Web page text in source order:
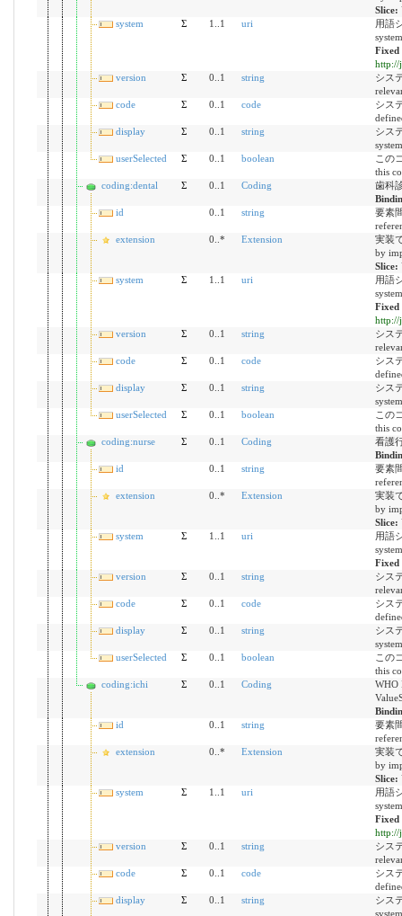
Slice:
system
Σ 1..1 uri
用語
system
Fixed
http://
version
Σ 0..1 string
シス
code
Σ 0..1 code
シス
display
Σ 0..1 string
シス
system
userSelected
Σ 0..1 boolean
この
this
coding:dental
Σ 0..1 Coding
歯科
id
0..1 string
要素
extension
0..* Extension
実装
by
Slice:
system
Σ 1..1 uri
用語
system
Fixed
http://
version
Σ 0..1 string
シス
code
Σ 0..1 code
シス
display
Σ 0..1 string
シス
system
userSelected
Σ 0..1 boolean
この
this
coding:nurse
Σ 0..1 Coding
看護
id
0..1 string
要素
extension
0..* Extension
実装
by
Slice:
system
Σ 1..1 uri
用語
system
version
Σ 0..1 string
シス
code
Σ 0..1 code
シス
display
Σ 0..1 string
シス
system
userSelected
Σ 0..1 boolean
この
this
coding:ichi
Σ 0..1 Coding
WHO
id
0..1 string
要素
extension
0..* Extension
実装
by
Slice:
system
Σ 1..1 uri
用語
system
Fixed
http://
version
Σ 0..1 string
シス
code
Σ 0..1 code
シス
display
Σ 0..1 string
シス
system